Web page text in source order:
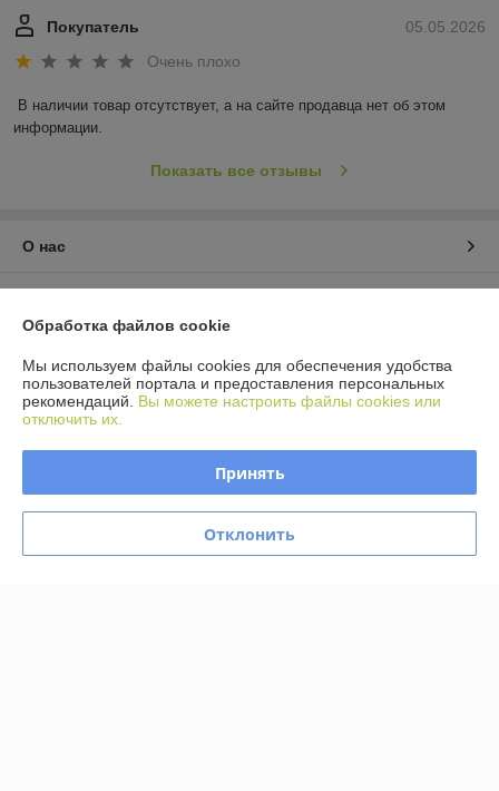
05.05.2026
Покупатель
Очень плохо
В наличии товар отсутствует, а на сайте продавца нет об этом
информации.
Показать все отзывы
О нас
График работы
Полная версия сайта
Политика обработки cookies
Сайт создан на платформе Deal.by
Обработка файлов cookie
Мы используем файлы cookies для обеспечения удобства
пользователей портала и предоставления персональных
рекомендаций. Вы можете настроить файлы cookies или
отключить их.
Принять
Отклонить